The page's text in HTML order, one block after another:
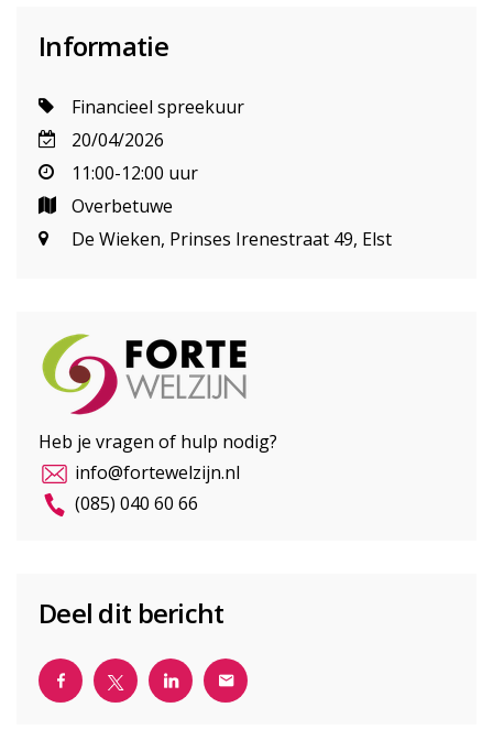
Informatie
Financieel spreekuur
20/04/2026
11:00-12:00 uur
Overbetuwe
De Wieken, Prinses Irenestraat 49, Elst
Heb je vragen of hulp nodig?
info@fortewelzijn.nl
(085) 040 60 66
Deel dit bericht